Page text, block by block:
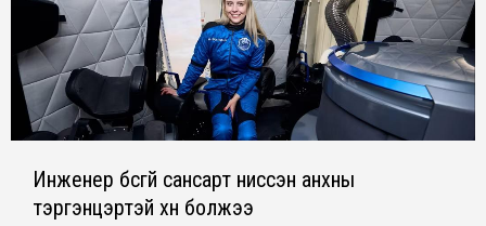
Инженер бүсгүй сансарт ниссэн анхны
тэргэнцэртэй хүн болжээ